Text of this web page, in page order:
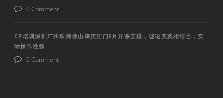
0 Comment
CP培训深圳广州珠海佛山肇庆江门8月开课安排，理论实践相结合，实
际操作性强
0 Comment